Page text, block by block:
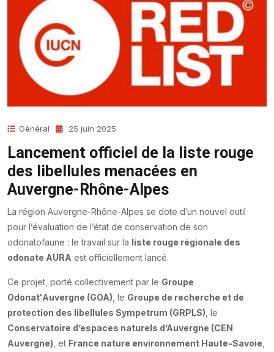
Général 25 juin 2025
Lancement officiel de la liste rouge
des libellules menacées en
Auvergne-Rhône-Alpes
La région Auvergne-Rhône-Alpes se dote d’un nouvel outil
pour l’évaluation de l’état de conservation de son
odonatofaune : le travail sur la liste rouge régionale des
odonate AURA est officiellement lancé.
Ce projet, porté collectivement par le Groupe
Odonat'Auvergne (GOA) , le Groupe de recherche et de
protection des libellules Sympetrum (GRPLS) , le
Conservatoire d’espaces naturels d’Auvergne (CEN
Auvergne) , et France nature environnement Haute-Savoie